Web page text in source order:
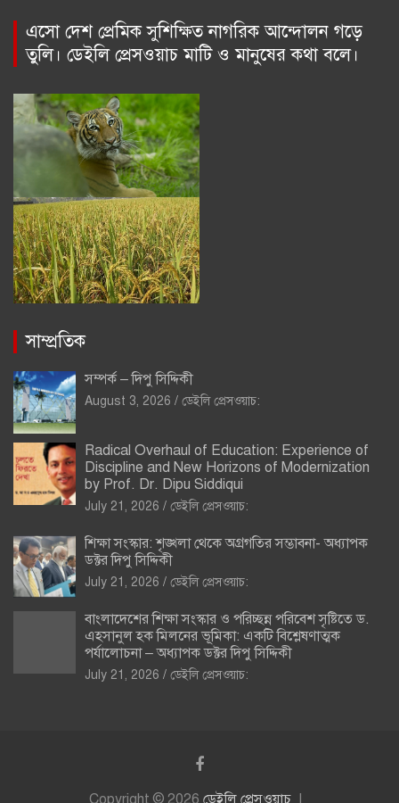
এসো দেশ প্রেমিক সুশিক্ষিত নাগরিক আন্দোলন গড়ে
তুলি। ডেইলি প্রেসওয়াচ মাটি ও মানুষের কথা বলে।
সাম্প্রতিক
সম্পর্ক – দিপু সিদ্দিকী
August 3, 2026 ডেইলি প্রেসওয়াচ:
Radical Overhaul of Education: Experience of
Discipline and New Horizons of Modernization
by Prof. Dr. Dipu Siddiqui
July 21, 2026 ডেইলি প্রেসওয়াচ:
শিক্ষা সংস্কার: শৃঙ্খলা থেকে অগ্রগতির সম্ভাবনা- অধ্যাপক
ডক্টর দিপু সিদ্দিকী
July 21, 2026 ডেইলি প্রেসওয়াচ:
বাংলাদেশের শিক্ষা সংস্কার ও পরিচ্ছন্ন পরিবেশ সৃষ্টিতে ড.
এহসানুল হক মিলনের ভূমিকা: একটি বিশ্লেষণাত্মক
পর্যালোচনা – অধ্যাপক ডক্টর দিপু সিদ্দিকী
July 21, 2026 ডেইলি প্রেসওয়াচ: